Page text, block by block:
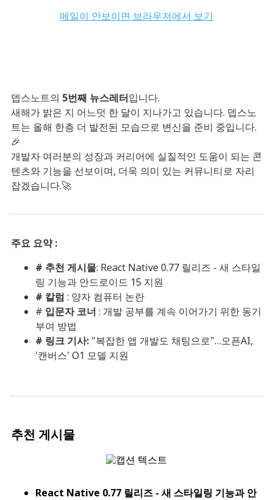
메일이 안보이면 브라우저에서 보기
뎁스노트의 5번째 뉴스레터입니다.
새해가 밝은 지 어느덧 한 달이 지나가고 있습니다. 뎁스노
트는 올해 한층 더 발전된 모습으로 변신을 준비 중입니다.
🎉
개발자 여러분의 성장과 커리어에 실질적인 도움이 되는 콘
텐츠와 기능을 선보이며, 더욱 의미 있는 커뮤니티로 자리
잡겠습니다.🚀
주요 요약 :
# 추천 게시물: React Native 0.77 릴리즈 - 새 스타일
링 기능과 안드로이드 15 지원
# 칼럼 : 양자 컴퓨터 논란
# 입문자 코너 : 개발 공부를 계속 이어가기 위한 동기
부여 방법
# 링크 기사: "복잡한 앱 개발도 채팅으로"…오픈AI,
'캔버스' O1 모델 지원
추천 게시물
React Native 0.77 릴리즈 - 새 스타일링 기능과 안